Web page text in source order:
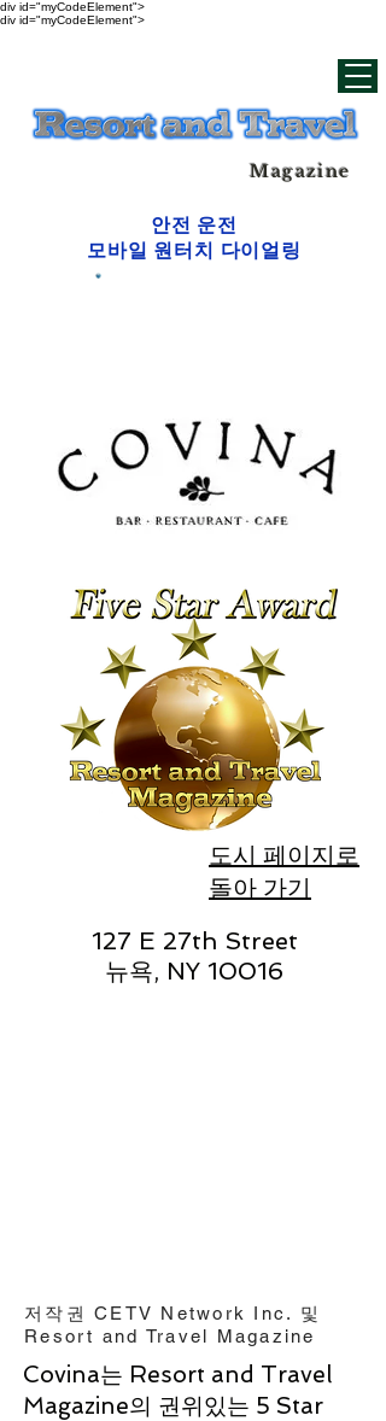
div id="myCodeElement">
div id="myCodeElement">
Magazine
안전 운전
모바일 원터치 다이얼링
도시 페이지로
돌아 가기
127 E 27th Street
뉴욕, NY 10016
저작권 CETV Network Inc. 및
Resort and Travel Magazine
Covina는 Resort and Travel
Magazine의 권위있는 5 Star